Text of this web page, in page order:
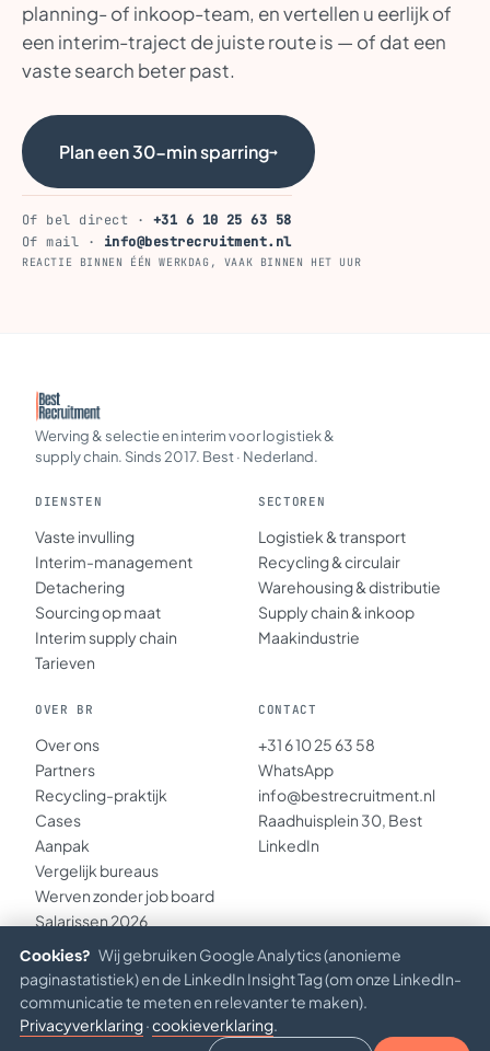
planning- of inkoop-team, en vertellen u eerlijk of
een interim-traject de juiste route is — of dat een
vaste search beter past.
Plan een 30-min sparring→
Of bel direct · +31 6 10 25 63 58
Of mail · info@bestrecruitment.nl
REACTIE BINNEN ÉÉN WERKDAG, VAAK BINNEN HET UUR
Werving & selectie en interim voor logistiek &
supply chain. Sinds 2017. Best · Nederland.
DIENSTEN
Vaste invulling
Interim-management
Detachering
Sourcing op maat
Interim supply chain
Tarieven
SECTOREN
Logistiek & transport
Recycling & circulair
Warehousing & distributie
Supply chain & inkoop
Maakindustrie
OVER BR
Over ons
Partners
Recycling-praktijk
Cases
Aanpak
Vergelijk bureaus
Werven zonder job board
Salarissen 2026
Inzichten
CONTACT
+31 6 10 25 63 58
WhatsApp
info@bestrecruitment.nl
Raadhuisplein 30, Best
LinkedIn
© 2026 BEST RECRUITMENT B.V. · KVK 67234891
Cookies? Wij gebruiken Google Analytics (anonieme
paginastatistiek) en de LinkedIn Insight Tag (om onze LinkedIn-
communicatie te meten en relevanter te maken).
Privacyverklaring·cookieverklaring.